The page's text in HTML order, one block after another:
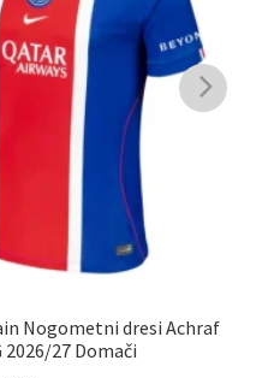
Nogometni dresi Achraf
2026/27 Domači